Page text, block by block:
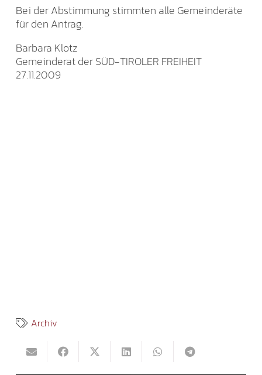
Bei der Abstimmung stimmten alle Gemeinderäte
für den Antrag.
Barbara Klotz
Gemeinderat der SÜD-TIROLER FREIHEIT
27.11.2009
Archiv